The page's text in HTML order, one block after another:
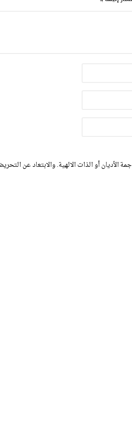
الأديان أو الذات الالهية. والابتعاد عن